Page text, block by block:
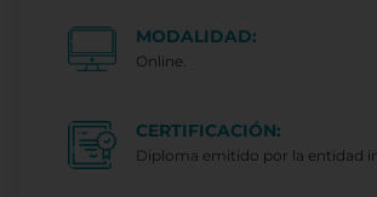
MODALIDAD:
Online.
CERTIFICACIÓN:
Diploma emitido por la entidad